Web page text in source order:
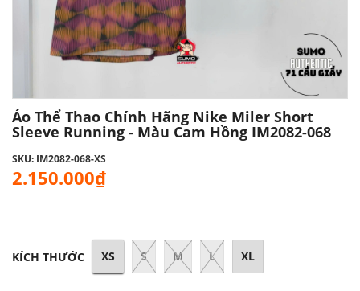
Áo Thể Thao Chính Hãng Nike Miler Short
Sleeve Running - Màu Cam Hồng IM2082-068
SKU: IM2082-068-XS
2.150.000₫
KÍCH THƯỚC XS S M L XL